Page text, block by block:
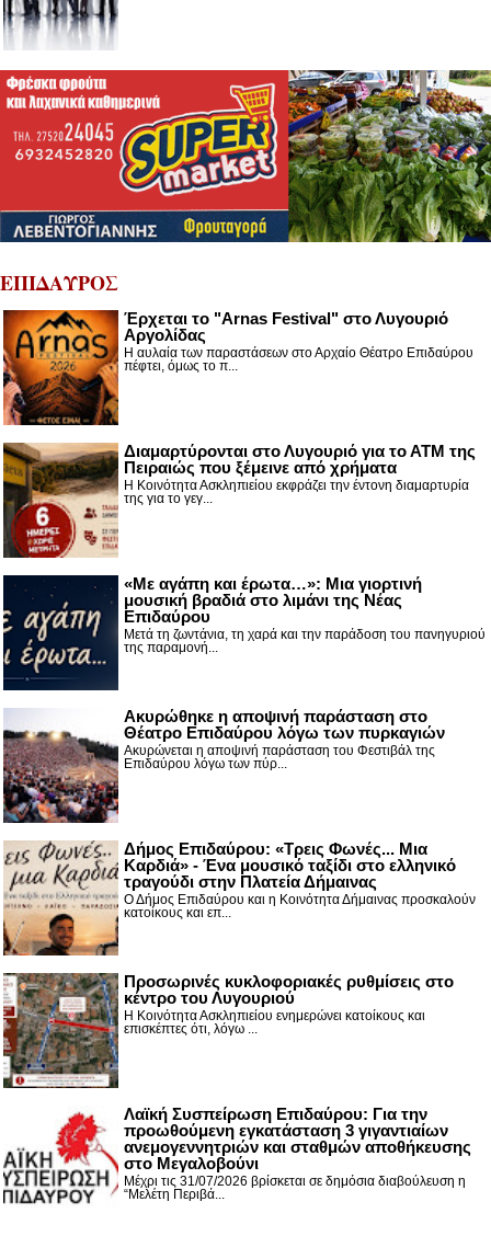
ΕΠΙΔΑΥΡΟΣ
Έρχεται το "Arnas Festival" στο Λυγουριό
Αργολίδας
Η αυλαία των παραστάσεων στο Αρχαίο Θέατρο Επιδαύρου
πέφτει, όμως το π...
Διαμαρτύρονται στο Λυγουριό για το ΑΤΜ της
Πειραιώς που ξέμεινε από χρήματα
Η Κοινότητα Ασκληπιείου εκφράζει την έντονη διαμαρτυρία
της για το γεγ...
«Με αγάπη και έρωτα…»: Μια γιορτινή
μουσική βραδιά στο λιμάνι της Νέας
Επιδαύρου
Μετά τη ζωντάνια, τη χαρά και την παράδοση του πανηγυριού
της παραμονή...
Ακυρώθηκε η αποψινή παράσταση στο
Θέατρο Επιδαύρου λόγω των πυρκαγιών
Ακυρώνεται η αποψινή παράσταση του Φεστιβάλ της
Επιδαύρου λόγω των πύρ...
Δήμος Επιδαύρου: «Τρεις Φωνές... Μια
Καρδιά» - Ένα μουσικό ταξίδι στο ελληνικό
τραγούδι στην Πλατεία Δήμαινας
Ο Δήμος Επιδαύρου και η Κοινότητα Δήμαινας προσκαλούν
κατοίκους και επ...
Προσωρινές κυκλοφοριακές ρυθμίσεις στο
κέντρο του Λυγουριού
Η Κοινότητα Ασκληπιείου ενημερώνει κατοίκους και
επισκέπτες ότι, λόγω ...
Λαϊκή Συσπείρωση Επιδαύρου: Για την
προωθούμενη εγκατάσταση 3 γιγαντιαίων
ανεμογεννητριών και σταθμών αποθήκευσης
στο Μεγαλοβούνι
Μέχρι τις 31/07/2026 βρίσκεται σε δημόσια διαβούλευση η
“Μελέτη Περιβά...